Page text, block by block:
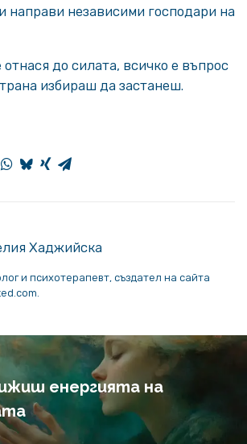
направи независими господари на
до силата, всичко е въпрос
избираш да застанеш.
Хаджийска
и психотерапевт, създател на сайта
енергията на